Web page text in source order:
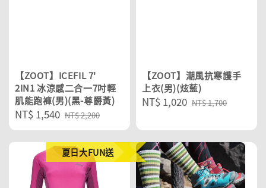
【ZOOT】ICEFIL 7'
2IN1 冰涼感二合一7吋輕
肌能跑褲(男)(黑-尊爵黃)
Sale
price
NT$ 1,540 Regular
price
NT$ 2,200
【ZOOT】潮風抗寒護手
上衣(男)(炫藍)
Sale
NT$ 1,020 Regular
NT$ 1,700
夏日大FUN送